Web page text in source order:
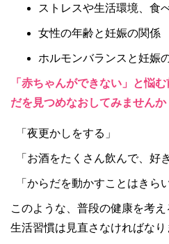
ストレスや生活環境、食
女性の年齢と妊娠の関係
ホルモンバランスと妊娠
「赤ちゃんができない」と悩
だを見つめなおしてみませんか
「夜更かしをする」
「お酒をたくさん飲んで、好
「からだを動かすことはきらい
このような、普段の健康を考
生活習慣は見直さなければなり